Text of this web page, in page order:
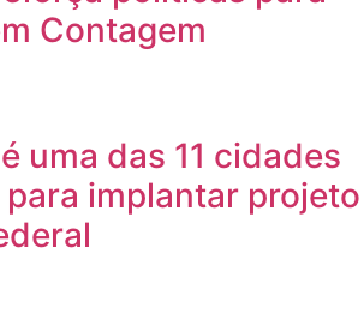
Contagem
uma das 11 cidades
implantar projeto